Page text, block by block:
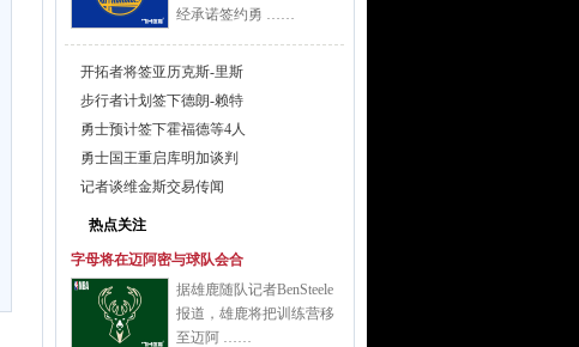
经承诺签约勇 ……
开拓者将签亚历克斯-里斯
步行者计划签下德朗-赖特
勇士预计签下霍福德等4人
勇士国王重启库明加谈判
记者谈维金斯交易传闻
热点关注
字母将在迈阿密与球队会合
据雄鹿随队记者BenSteele
报道，雄鹿将把训练营移
至迈阿 ……